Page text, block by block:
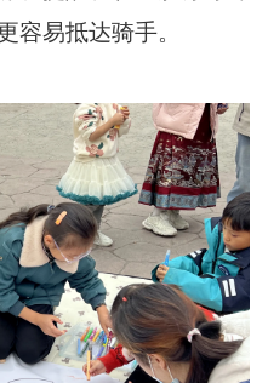
容易抵达骑手。